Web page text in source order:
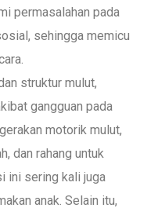
permasalahan pada
sehingga memicu
struktur mulut,
gangguan pada
motorik mulut,
dan rahang untuk
ini sering kali juga
anak. Selain itu,